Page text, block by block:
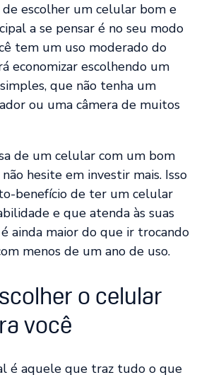
escolher um celular bom e
a se pensar é no seu modo
tem um uso moderado do
economizar escolhendo um
que não tenha um
ou uma câmera de muitos
de um celular com um bom
hesite em investir mais. Isso
benefício de ter um celular
e que atenda às suas
é ainda maior do que ir trocando
menos de um ano de uso.
o celular
você
é aquele que traz tudo o que